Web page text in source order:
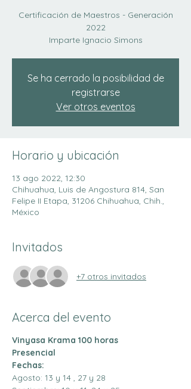
Certificación de Maestros - Generación
2022
Imparte Ignacio Simons
Se ha cerrado la posibilidad de
registrarse
Ver otros eventos
Horario y ubicación
13 ago 2022, 12:30
Chihuahua, Luis de Angostura 814, San
Felipe II Etapa, 31206 Chihuahua, Chih.,
México
Invitados
+7 otros invitados
Acerca del evento
Vinyasa Krama 100 horas
Presencial
Fechas:
Agosto: 13 y 14 , 27 y 28